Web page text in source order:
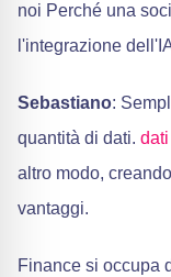
noi Perché una
l'integrazione
Sebastiano:
quantità di dati. dati
altro modo,
vantaggi.
Finance si occupa